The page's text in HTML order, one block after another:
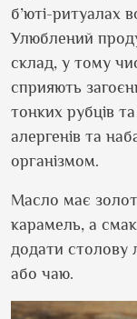
б’юті-ритуалах
Улюблений
склад, у тому
сприяють
тонких рубців
алергенів та
організмом.
Масло має
карамель, а
додати столову
або чаю.